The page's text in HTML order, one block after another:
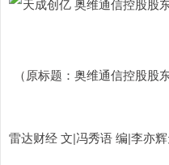
（原标题：奥维通信控股
雷达财经 文|冯秀语 编|李亦